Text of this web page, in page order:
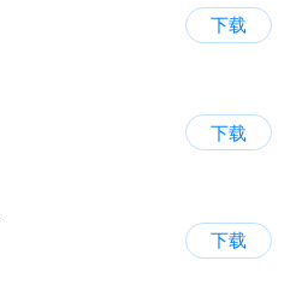
下载
下载
下载